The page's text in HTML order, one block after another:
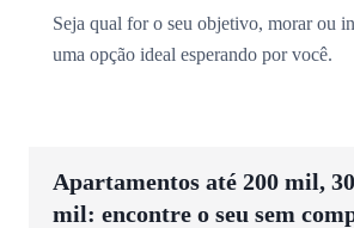
Seja qual for o seu objetivo, morar ou
uma opção ideal esperando por você.
Apartamentos até 200 mil,
mil: encontre o seu sem